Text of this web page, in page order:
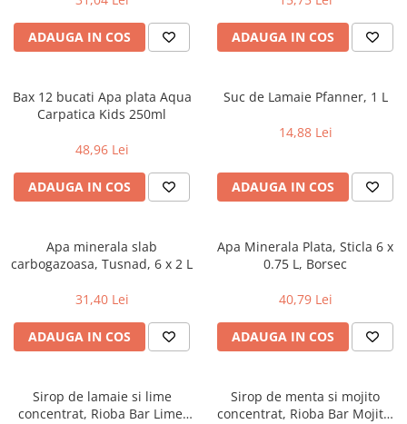
ADAUGA IN COS ADAUGA IN COS
Bax 12 bucati Apa plata Aqua
Carpatica Kids 250ml
48,96 Lei
ADAUGA IN COS
Suc de Lamaie Pfanner, 1 L
14,88 Lei
ADAUGA IN COS
Apa minerala slab
carbogazoasa, Tusnad, 6 x 2 L
31,40 Lei
ADAUGA IN COS
Apa Minerala Plata, Sticla 6 x
0.75 L, Borsec
40,79 Lei
ADAUGA IN COS
Sirop de lamaie si lime
concentrat, Rioba Bar Lime,
Sirop de menta si mojito
concentrat, Rioba Bar Mojito,